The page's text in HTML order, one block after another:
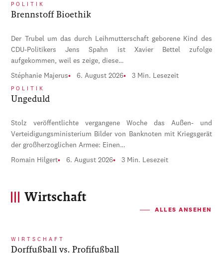
POLITIK
Brennstoff Bioethik
Der Trubel um das durch Leihmutterschaft geborene Kind des
CDU-Politikers Jens Spahn ist Xavier Bettel zufolge
aufgekommen, weil es zeige, diese…
Stéphanie Majerus 6. August 2026 3 Min. Lesezeit
POLITIK
Ungeduld
Stolz veröffentlichte vergangene Woche das Außen- und
Verteidigungsministerium Bilder von Banknoten mit Kriegsgerät
der großherzoglichen Armee: Einen…
Romain Hilgert 6. August 2026 3 Min. Lesezeit
Wirtschaft
ALLES ANSEHEN
WIRTSCHAFT
Dorffußball vs. Profifußball